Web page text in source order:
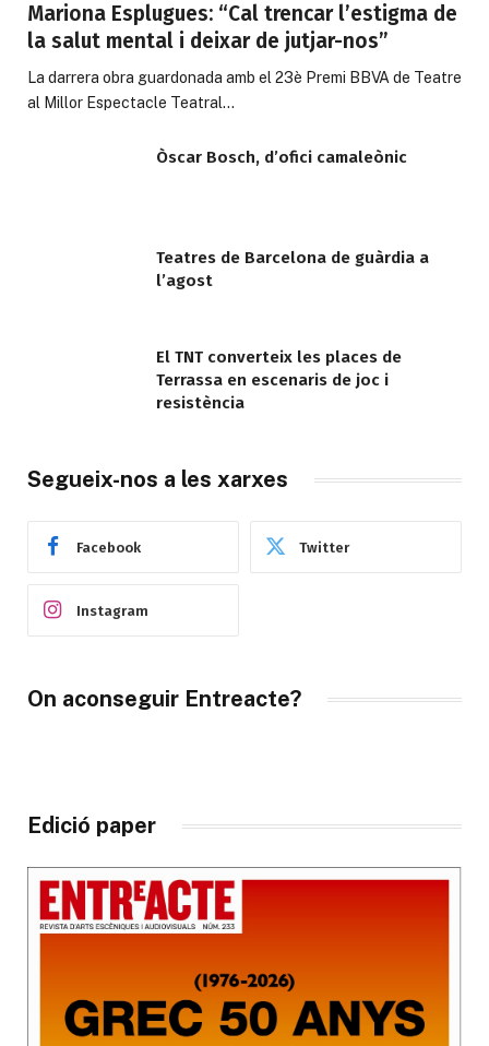
Mariona Esplugues: “Cal trencar l’estigma de
la salut mental i deixar de jutjar-nos”
La darrera obra guardonada amb el 23è Premi BBVA de Teatre
al Millor Espectacle Teatral…
Òscar Bosch, d’ofici camaleònic
Teatres de Barcelona de guàrdia a
l’agost
El TNT converteix les places de
Terrassa en escenaris de joc i
resistència
Segueix-nos a les xarxes
Facebook Twitter
Instagram
On aconseguir Entreacte?
Edició paper